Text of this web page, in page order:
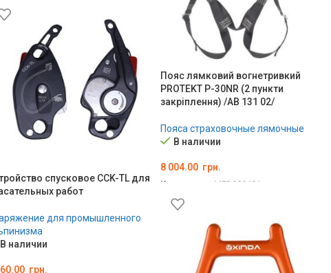
КОРЗИНУ
Пояс лямковий вогнетривкий
PROTEKT P-30NR (2 пункти
закріплення) /AB 131 02/
Пояса страховочные лямочные
В наличии
8 004.00 грн.
Код товара: MED000481
В КОРЗИНУ
спусковое CCK-TL для
работ
для промышленного
В наличии
грн.